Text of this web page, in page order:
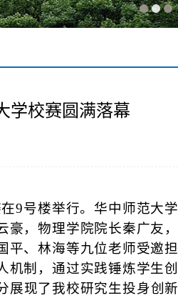
学校赛圆满落幕
9号楼举行。华中师范大学
，物理学院院长秦广友，
平、林海等九位老师受邀担
制，通过实践锤炼学生创
展现了我校研究生投身创新